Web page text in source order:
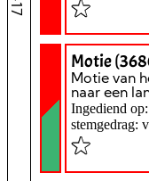
Motie
Motie van
naar een
Ingediend
stemgedrag: